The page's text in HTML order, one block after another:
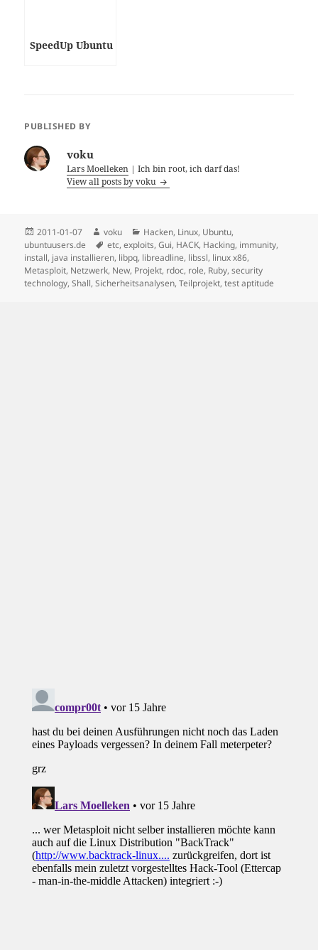
SpeedUp Ubuntu
PUBLISHED BY
voku
Lars Moelleken | Ich bin root, ich darf das!
View all posts by voku
Posted
on
2011-01-07 Author
voku Categories
Hacken, Linux, Ubuntu,
ubuntuusers.de
Tags
etc,exploits,Gui, HACK, Hacking, immunity,
install, java installieren, libpq, libreadline, libssl, linux x86,
Metasploit, Netzwerk, New, Projekt, rdoc, role, Ruby,security
technology,Shall,Sicherheitsanalysen,Teilprojekt,test aptitude